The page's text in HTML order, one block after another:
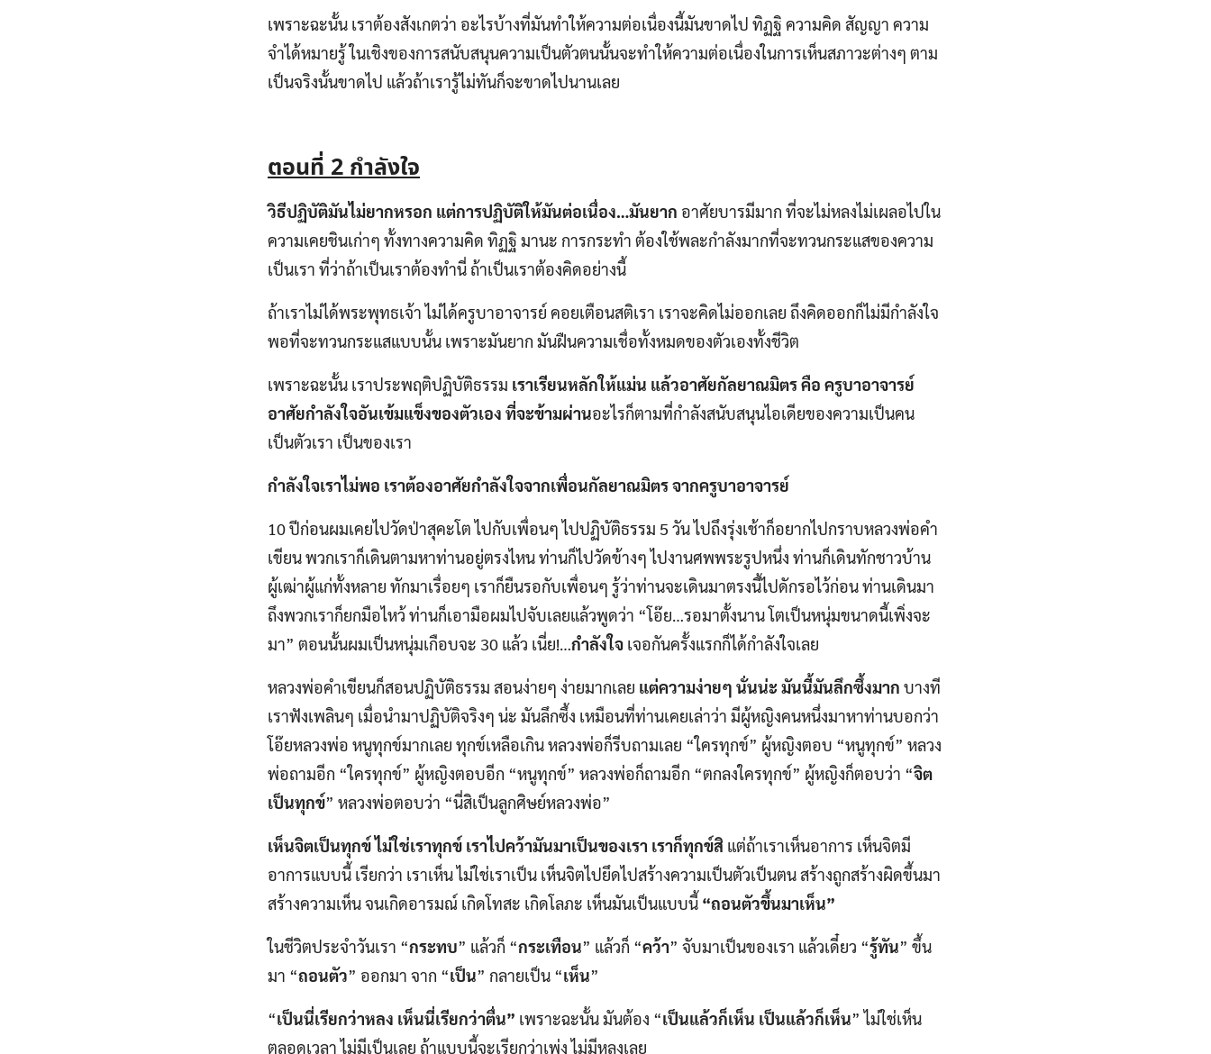
เพราะฉะนั้น เราต้องสังเกตว่า อะไรบ้างที่มันทำให้ความต่อเนื่องนี้มันขาดไป ทิฏฐิ ความคิด สัญญา ความ
จำได้หมายรู้ ในเชิงของการสนับสนุนความเป็นตัวตนนั้นจะทำให้ความต่อเนื่องในการเห็นสภาวะต่างๆ ตาม
เป็นจริงนั้นขาดไป แล้วถ้าเรารู้ไม่ทันก็จะขาดไปนานเลย
ตอนที่2 กำลังใจ
วิธีปฏิบัติมันไม่ยากหรอก แต่การปฏิบัติให้มันต่อเนื่อง…มันยาก อาศัยบารมีมาก ที่จะไม่หลงไม่เผลอไปใน
ความเคยชินเก่าๆ ทั้งทางความคิด ทิฏฐิ มานะ การกระทำ ต้องใช้พละกำลังมากที่จะทวนกระแสของความ
เป็นเรา ที่ว่าถ้าเป็นเราต้องทำนี่ ถ้าเป็นเราต้องคิดอย่างนี้
ถ้าเราไม่ได้พระพุทธเจ้า ไม่ได้ครูบาอาจารย์ คอยเตือนสติเรา เราจะคิดไม่ออกเลย ถึงคิดออกก็ไม่มีกำลังใจ
พอที่จะทวนกระแสแบบนั้น เพราะมันยาก มันฝืนความเชื่อทั้งหมดของตัวเองทั้งชีวิต
เพราะฉะนั้น เราประพฤติปฏิบัติธรรม เราเรียนหลักให้แม่น แล้วอาศัยกัลยาณมิตร คือ ครูบาอาจารย์
อาศัยกำลังใจอันเข้มแข็งของตัวเอง ที่จะข้ามผ่านอะไรก็ตามที่กำลังสนับสนุนไอเดียของความเป็นคน
เป็นตัวเรา เป็นของเรา
กำลังใจเราไม่พอ เราต้องอาศัยกำลังใจจากเพื่อนกัลยาณมิตร จากครูบาอาจารย์
10 ปีก่อนผมเคยไปวัดป่าสุคะโต ไปกับเพื่อนๆ ไปปฏิบัติธรรม 5 วัน ไปถึงรุ่งเช้าก็อยากไปกราบหลวงพ่อคำ
เขียน พวกเราก็เดินตามหาท่านอยู่ตรงไหน ท่านก็ไปวัดข้างๆ ไปงานศพพระรูปหนึ่ง ท่านก็เดินทักชาวบ้าน
ผู้เฒ่าผู้แก่ทั้งหลาย ทักมาเรื่อยๆ เราก็ยืนรอกับเพื่อนๆ รู้ว่าท่านจะเดินมาตรงนี้ไปดักรอไว้ก่อน ท่านเดินมา
ถึงพวกเราก็ยกมือไหว้ ท่านก็เอามือผมไปจับเลยแล้วพูดว่า “โอ๊ย…รอมาตั้งนาน โตเป็นหนุ่มขนาดนี้เพิ่งจะ
มา” ตอนนั้นผมเป็นหนุ่มเกือบจะ 30 แล้ว เนี่ย!…กำลังใจ เจอกันครั้งแรกก็ได้กำลังใจเลย
หลวงพ่อคำเขียนก็สอนปฏิบัติธรรม สอนง่ายๆ ง่ายมากเลย แต่ความง่ายๆ นั่นน่ะ มันนี้มันลึกซึ้งมาก บางที
เราฟังเพลินๆ เมื่อนำมาปฏิบัติจริงๆ น่ะ มันลึกซึ้ง เหมือนที่ท่านเคยเล่าว่า มีผู้หญิงคนหนึ่งมาหาท่านบอกว่า
โอ๊ยหลวงพ่อ หนูทุกข์มากเลย ทุกข์เหลือเกิน หลวงพ่อก็รีบถามเลย “ใครทุกข์” ผู้หญิงตอบ “หนูทุกข์” หลวง
พ่อถามอีก “ใครทุกข์” ผู้หญิงตอบอีก “หนูทุกข์” หลวงพ่อก็ถามอีก “ตกลงใครทุกข์” ผู้หญิงก็ตอบว่า “จิต
เป็นทุกข์” หลวงพ่อตอบว่า “นี่สิเป็นลูกศิษย์หลวงพ่อ”
เห็นจิตเป็นทุกข์ ไม่ใช่เราทุกข์ เราไปคว้ามันมาเป็นของเรา เราก็ทุกข์สิ แต่ถ้าเราเห็นอาการ เห็นจิตมี
อาการแบบนี้ เรียกว่า เราเห็น ไม่ใช่เราเป็น เห็นจิตไปยึดไปสร้างความเป็นตัวเป็นตน สร้างถูกสร้างผิดขึ้นมา
สร้างความเห็น จนเกิดอารมณ์ เกิดโทสะ เกิดโลภะ เห็นมันเป็นแบบนี้ “ถอนตัวขึ้นมาเห็น”
ในชีวิตประจำวันเรา “กระทบ” แล้วก็ “กระเทือน” แล้วก็ “คว้า” จับมาเป็นของเรา แล้วเดี๋ยว “รู้ทัน” ขึ้น
มา “ถอนตัว” ออกมา จาก “เป็น” กลายเป็น “เห็น”
“เป็นนี่เรียกว่าหลง เห็นนี่เรียกว่าตื่น” เพราะฉะนั้น มันต้อง “เป็นแล้วก็เห็น เป็นแล้วก็เห็น” ไม่ใช่เห็น
ตลอดเวลา ไม่มีเป็นเลย ถ้าแบบนี้จะเรียกว่าเพ่ง ไม่มีหลงเลย